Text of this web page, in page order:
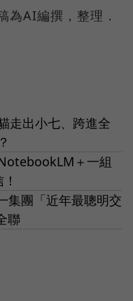
為AI編撰，整理．
走出小七、跨進全
＋一組
集團「近年最聰明交
聯